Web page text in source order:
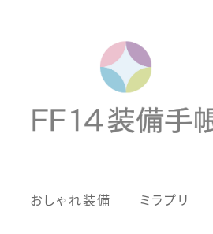
おしゃれ装備 ミラプリ
男女別デザイン